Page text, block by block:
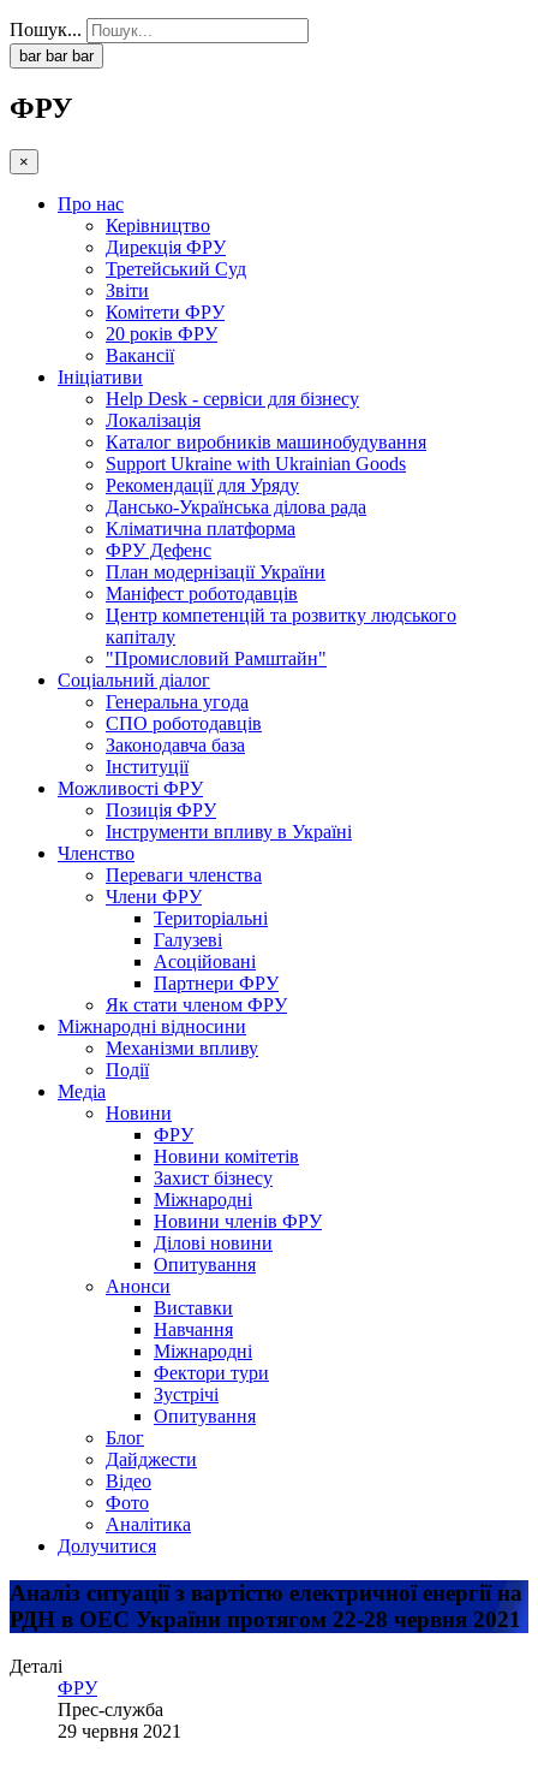
Пошук...
bar bar bar
ФРУ
×
Про нас
Керівництво
Дирекція ФРУ
Третейський Суд
Звіти
Комітети ФРУ
20 років ФРУ
Вакансії
Ініціативи
Help Desk - сервіси для бізнесу
Локалізація
Каталог виробників машинобудування
Support Ukraine with Ukrainian Goods
Рекомендації для Уряду
Дансько-Українська ділова рада
Кліматична платформа
ФРУ Дефенс
План модернізації України
Маніфест роботодавців
Центр компетенцій та розвитку людського
капіталу
"Промисловий Рамштайн"
Соціальний діалог
Генеральна угода
СПО роботодавців
Законодавча база
Інституції
Можливості ФРУ
Позиція ФРУ
Інструменти впливу в Україні
Членство
Переваги членства
Члени ФРУ
Територіальні
Галузеві
Асоційовані
Партнери ФРУ
Як стати членом ФРУ
Міжнародні відносини
Механізми впливу
Події
Медіа
Новини
ФРУ
Новини комітетів
Захист бізнесу
Міжнародні
Новини членів ФРУ
Ділові новини
Опитування
Анонси
Виставки
Навчання
Міжнародні
Фектори тури
Зустрічі
Опитування
Блог
Дайджести
Відео
Фото
Аналітика
Долучитися
Аналіз ситуації з вартістю електричної енергії на
РДН в ОЕС України протягом 22-28 червня 2021
Деталі
ФРУ
Прес-служба
29 червня 2021